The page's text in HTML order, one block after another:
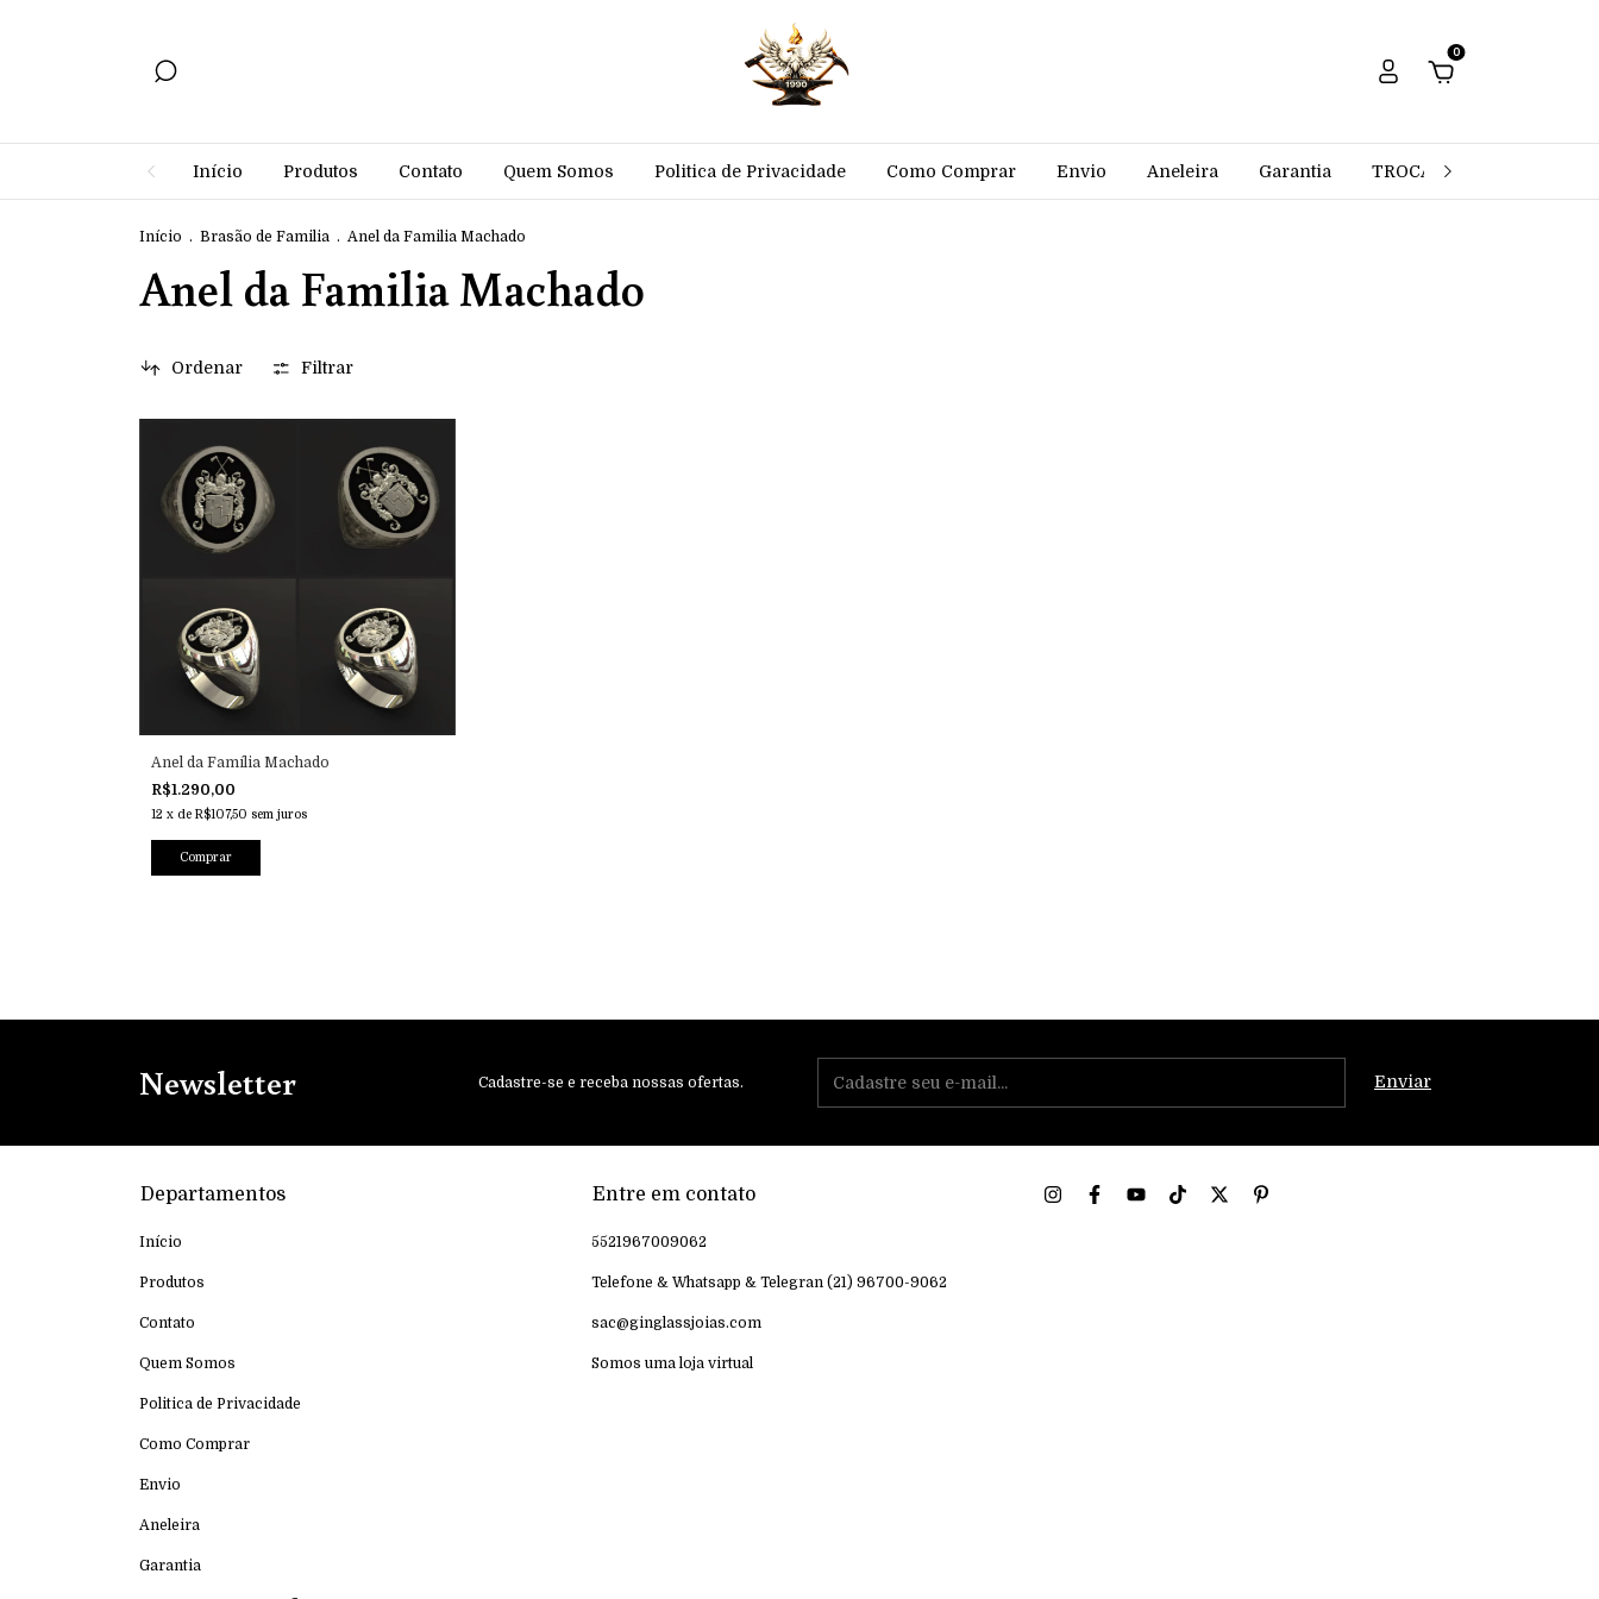
0
Início Produtos Contato Quem Somos Politica de Privacidade Como Comprar Envio Aneleira Garantia TROCAS E DEVOLUÇÕES
Início . Brasão de Familia . Anel da Familia Machado
Anel da Familia Machado
Ordenar Filtrar
Anel da Família Machado
R$1.290,00
12 x de R$107,50 sem juros
Comprar
Newsletter Cadastre-se e receba nossas ofertas.
Departamentos
Início
Produtos
Contato
Quem Somos
Politica de Privacidade
Como Comprar
Envio
Aneleira
Garantia
Entre em contato
5521967009062
Telefone & Whatsapp & Telegran (21) 96700-9062
sac@ginglassjoias.com
Somos uma loja virtual